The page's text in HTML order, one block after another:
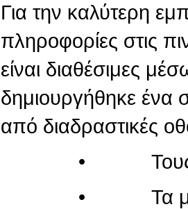
Για την καλύτερη
πληροφορίες στις
είναι διαθέσιμες
δημιουργήθηκε ένα
από διαδραστικές
• Τους ναούς
• Τα